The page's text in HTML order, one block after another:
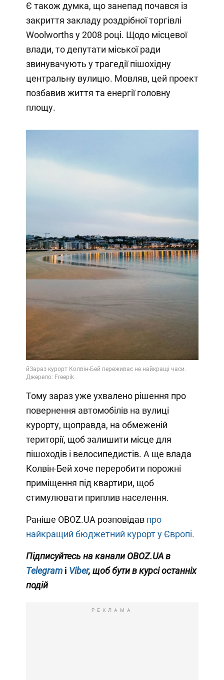
Є також думка, що занепад почався із
закриття закладу роздрібної торгівлі
Woolworths у 2008 році. Щодо місцевої
влади, то депутати міської ради
звинувачують у трагедії пішохідну
центральну вулицю. Мовляв, цей проект
позбавив життя та енергії головну
площу.
Тому зараз уже ухвалено рішення про
повернення автомобілів на вулиці
курорту, щоправда, на обмеженій
території, щоб залишити місце для
пішоходів і велосипедистів. А ще влада
Колвін-Бей хоче переробити порожні
приміщення під квартири, щоб
стимулювати приплив населення.
Раніше OBOZ.UA розповідав про
найкращий бюджетний курорт у Європі.
Підписуйтесь на канали OBOZ.UA в
Telegramі Viber, щоб бути в курсі останніх
подій
РЕКЛАМА